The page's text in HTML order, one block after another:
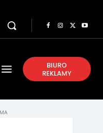
BIURO
REKLAMY